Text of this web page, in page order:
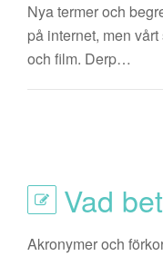
Nya termer och
på internet, men
och film. Derp…
Vad
Akronymer och